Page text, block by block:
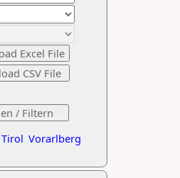
Tirol Vorarlberg